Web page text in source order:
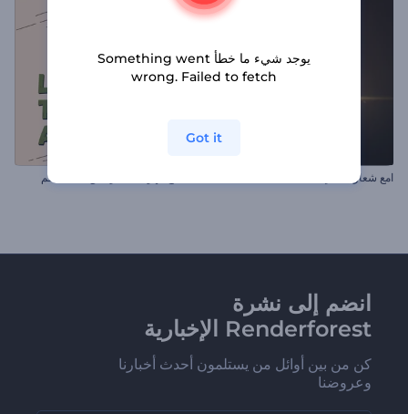
امع شعار معدني مقاطع مهرجان التراشق بالطماطم
انضم إلى نشرة
Renderforest الإخبارية
كن من بين أوائل من يستلمون أحدث أخبارنا
وعروضنا
يوجد شيء ما خطأ Something went
wrong. Failed to fetch
Got it